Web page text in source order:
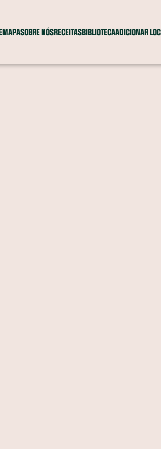
MAPASOBRE NÓSRECEITASBIBLIOTECAADICIONAR